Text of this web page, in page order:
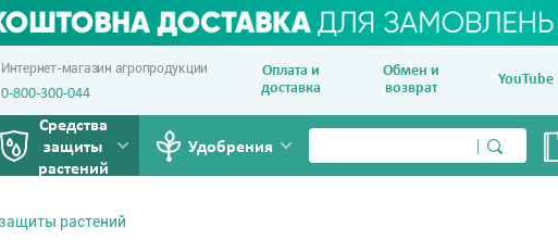
Интернет-магазин агропродукции
0-800-300-044
Оплата и
доставка
Обмен и
возврат
YouTube
Средства
защиты
растений
Удобрения
растений